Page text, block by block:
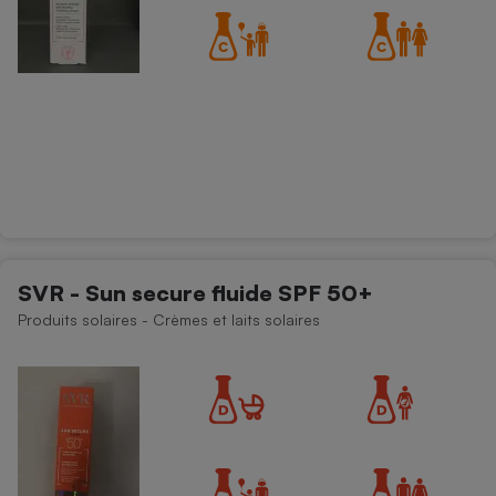
SVR - Sun secure fluide SPF 50+
Produits solaires - Crèmes et laits solaires